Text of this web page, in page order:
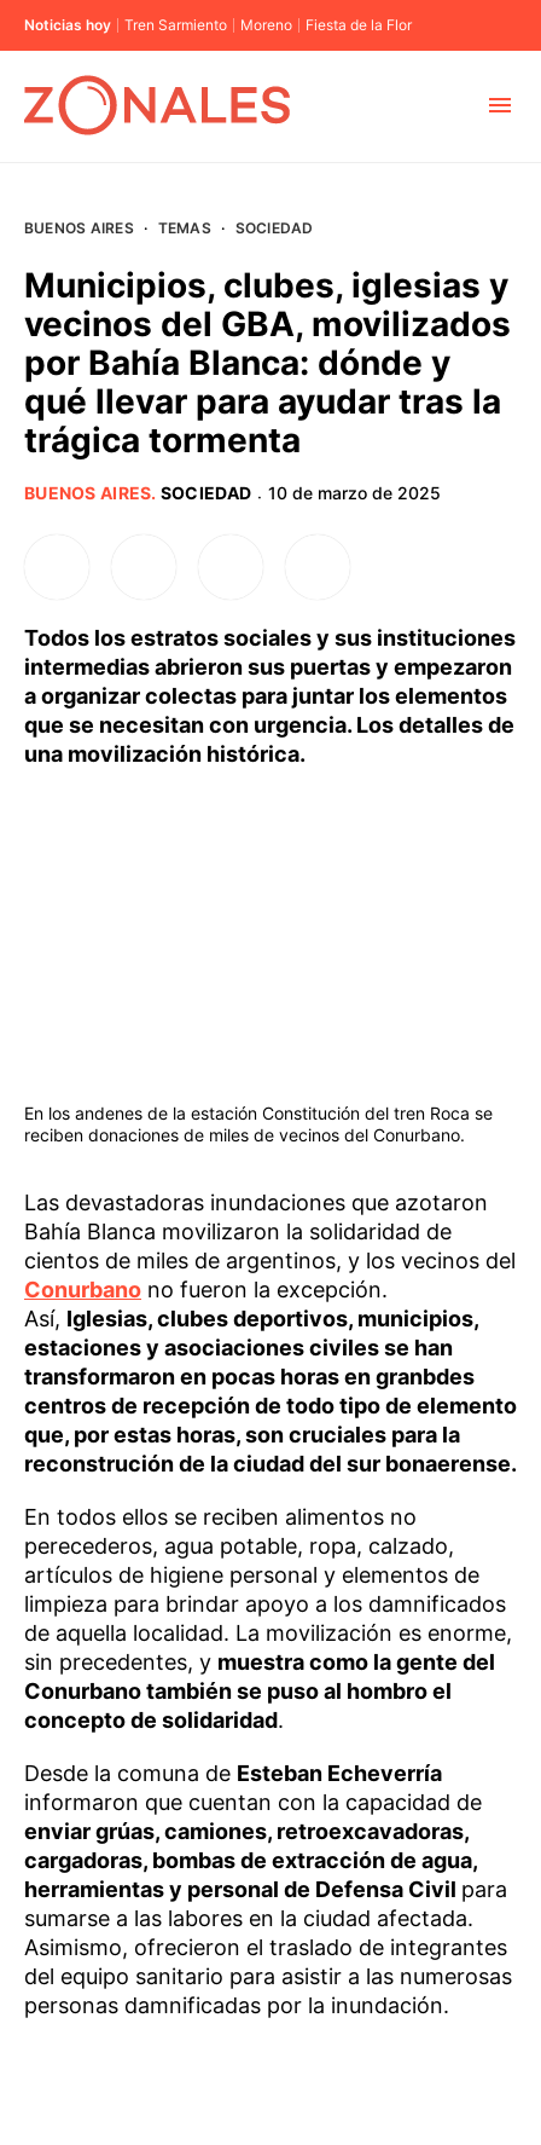
Noticias hoy Tren Sarmiento Moreno Fiesta de la Flor
BUENOS AIRES
PROVINCIAS
BUENOS AIRES · TEMAS · SOCIEDAD
Municipios, clubes, iglesias y
vecinos del GBA, movilizados
por Bahía Blanca: dónde y
qué llevar para ayudar tras la
trágica tormenta
BUENOS AIRES. SOCIEDAD · 10 de marzo de 2025
Todos los estratos sociales y sus instituciones
intermedias abrieron sus puertas y empezaron
a organizar colectas para juntar los elementos
que se necesitan con urgencia. Los detalles de
una movilización histórica.
En los andenes de la estación Constitución del tren Roca se
reciben donaciones de miles de vecinos del Conurbano.
Las devastadoras inundaciones que azotaron
Bahía Blanca movilizaron la solidaridad de
cientos de miles de argentinos, y los vecinos del
Conurbano no fueron la excepción.
Así, Iglesias, clubes deportivos, municipios,
estaciones y asociaciones civiles se han
transformaron en pocas horas en granbdes
centros de recepción de todo tipo de elemento
que, por estas horas, son cruciales para la
reconstrución de la ciudad del sur bonaerense.
En todos ellos se reciben alimentos no
perecederos, agua potable, ropa, calzado,
artículos de higiene personal y elementos de
limpieza para brindar apoyo a los damnificados
de aquella localidad. La movilización es enorme,
sin precedentes, y muestra como la gente del
Conurbano también se puso al hombro el
concepto de solidaridad.
Desde la comuna de Esteban Echeverría
informaron que cuentan con la capacidad de
enviar grúas, camiones, retroexcavadoras,
cargadoras, bombas de extracción de agua,
herramientas y personal de Defensa Civil para
sumarse a las labores en la ciudad afectada.
Asimismo, ofrecieron el traslado de integrantes
del equipo sanitario para asistir a las numerosas
personas damnificadas por la inundación.